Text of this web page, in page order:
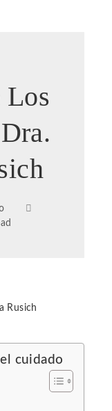
Los
Rusich
cuidado